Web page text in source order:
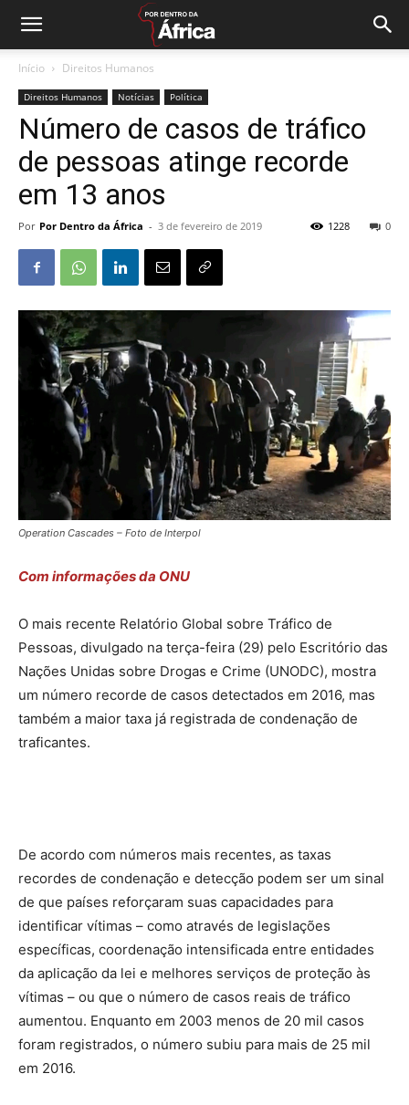
Início Direitos Humanos
Direitos Humanos Notícias Política
Número de casos de tráfico
de pessoas atinge recorde
em 13 anos
Por Por Dentro da África - 3 de fevereiro de 2019 0
1228
Operation Cascades – Foto de Interpol
Com informações da ONU
O mais recente Relatório Global sobre Tráfico de
Pessoas, divulgado na terça-feira (29) pelo Escritório das
Nações Unidas sobre Drogas e Crime (UNODC), mostra
um número recorde de casos detectados em 2016, mas
também a maior taxa já registrada de condenação de
traficantes.
De acordo com números mais recentes, as taxas
recordes de condenação e detecção podem ser um sinal
de que países reforçaram suas capacidades para
identificar vítimas – como através de legislações
específicas, coordenação intensificada entre entidades
da aplicação da lei e melhores serviços de proteção às
vítimas – ou que o número de casos reais de tráfico
aumentou. Enquanto em 2003 menos de 20 mil casos
foram registrados, o número subiu para mais de 25 mil
em 2016.